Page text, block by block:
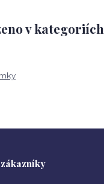
v kategoriích